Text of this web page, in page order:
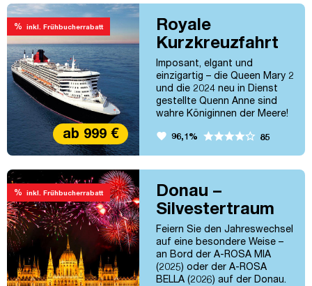
% inkl. Frühbucherrabatt
Royale
Kurzkreuzfahrt
an Bord der
Königinnen
Imposant, elgant und
einzigartig – die Queen Mary 2
und die 2024 neu in Dienst
gestellte Quenn Anne sind
wahre Königinnen der Meere!
genießen das Flair des
ab 999 € favorite 96,1% 85
% inkl. Frühbucherrabatt
Donau –
Silvestertraum
Feiern Sie den Jahreswechsel
auf eine besondere Weise –
an Bord der A-ROSA MIA
(2025) oder der A-ROSA
BELLA (2026) auf der Donau.